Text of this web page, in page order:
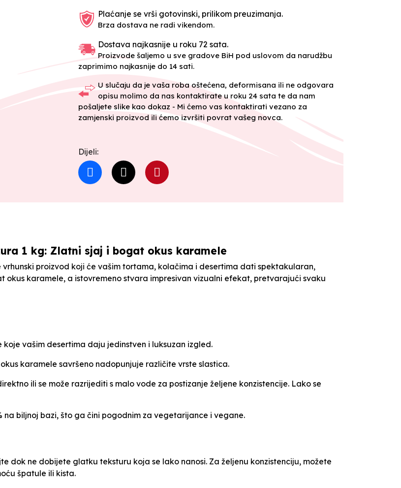
Plaćanje se vrši gotovinski, prilikom preuzimanja.
Brza dostava ne radi vikendom.
Dostava najkasnije u roku 72 sata.
Proizvode šaljemo u sve gradove BiH pod uslovom da narudžbu
zaprimimo najkasnije do 14 sati.
U slučaju da je vaša roba oštećena, deformisana ili ne odgovara
opisu molimo da nas kontaktirate u roku 24 sata te da nam
pošaljete slike kao dokaz - Mi ćemo vas kontaktirati vezano za
zamjenski proizvod ili ćemo izvršiti povrat vašeg novca.
Dijeli:
1 kg: Zlatni sjaj i bogat okus karamele
vrhunski proizvod koji će vašim tortama, kolačima i desertima dati spektakularan,
karamele, a istovremeno stvara impresivan vizualni efekat, pretvarajući svaku
vašim desertima daju jedinstven i luksuzan izgled.
karamele savršeno nadopunjuje različite vrste slastica.
ili se može razrijediti s malo vode za postizanje željene konzistencije. Lako se
na biljnoj bazi, što ga čini pogodnim za vegetarijance i vegane.
dok ne dobijete glatku teksturu koja se lako nanosi. Za željenu konzistenciju, možete
špatule ili kista.